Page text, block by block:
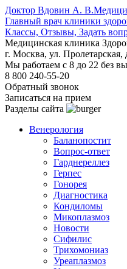
Доктор Вдовин А. В.
Главный врач клиники
Классы, Отзывы, Задать
Медицинская клиника
г. Москва, ул. Пролетарская,
Мы работаем с 8 до 22 без
8 800 240-55-20
Обратный звонок
Записаться на прием
Разделы сайта
Венерология
Баланопостит
Вопрос-ответ
Гарднереллез
Герпес
Гонорея
Диагностика
Кондиломы
Микоплазмоз
Новости
Сифилис
Трихомониаз
Уреаплазмоз